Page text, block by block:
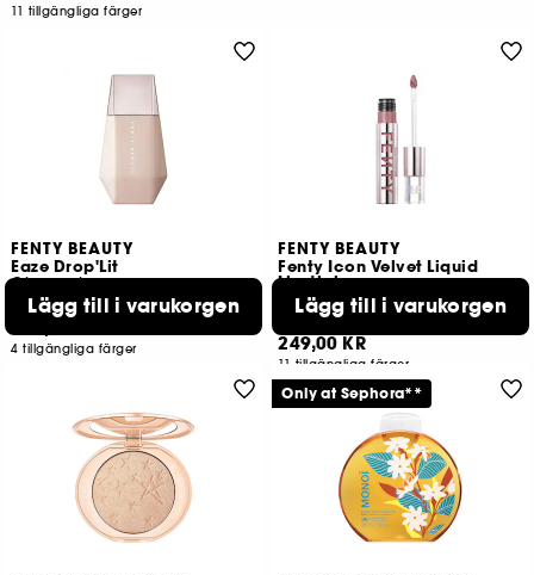
11 tillgängliga färger
FENTY BEAUTY
Eaze Drop'Lit
Glow enhancer
41
259,00 KR
4 tillgängliga färger
Lägg till i varukorgen
FENTY BEAUTY
Fenty Icon Velvet Liquid
Lipstick
Liquid lipstick
249,00 KR
11 tillgängliga färger
Lägg till i varukorgen
Only at Sephora**